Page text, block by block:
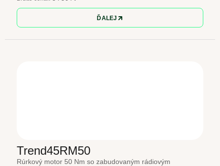
ĎALEJ
Trend45RM50
Rúrkový motor 50 Nm so zabudovaným rádiovým